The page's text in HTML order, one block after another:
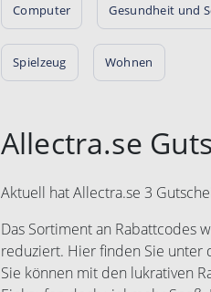
Computer Gesundheit und
Spielzeug Wohnen
Allectra.se
Aktuell hat Allectra.se 3
Das Sortiment an Rabattcodes
reduziert. Hier finden Sie unter
Sie können mit den lukrativen